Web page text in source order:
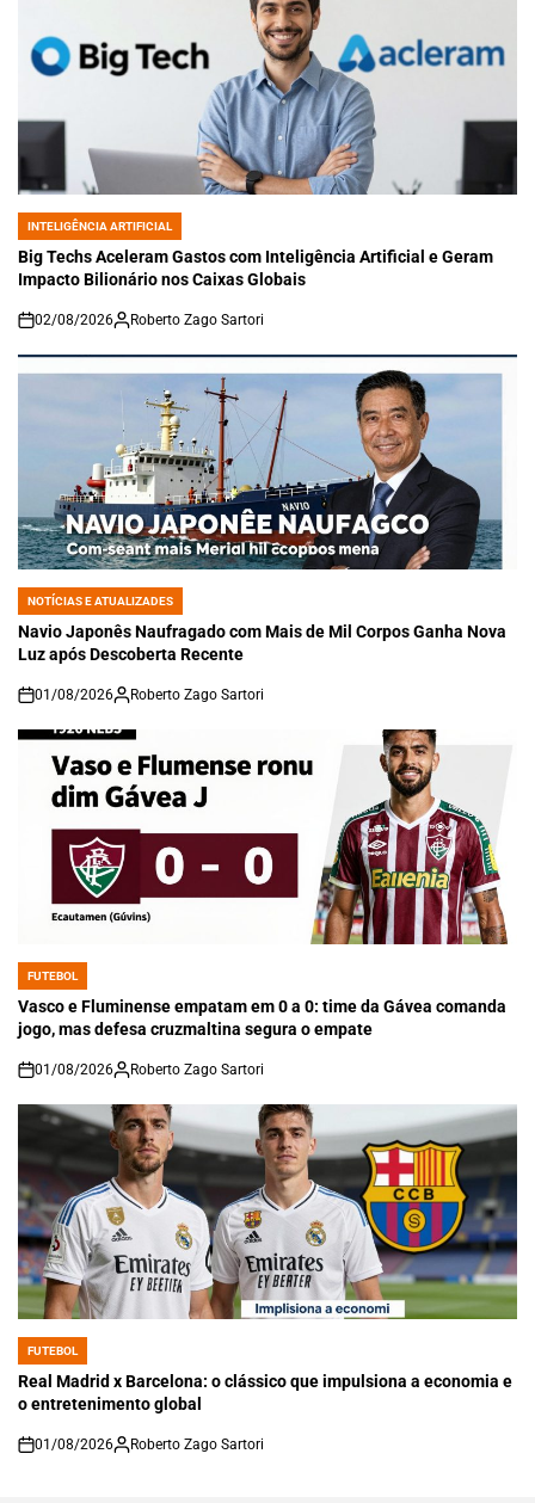
POSTED
IN
INTELIGÊNCIA ARTIFICIAL
Big Techs Aceleram Gastos com Inteligência Artificial e Geram
Impacto Bilionário nos Caixas Globais
on
02/08/2026 Roberto Zago Sartori
POSTED
IN
NOTÍCIAS E ATUALIZADES
Navio Japonês Naufragado com Mais de Mil Corpos Ganha Nova
Luz após Descoberta Recente
on
01/08/2026 Roberto Zago Sartori
POSTED
IN
FUTEBOL
Vasco e Fluminense empatam em 0 a 0: time da Gávea comanda
jogo, mas defesa cruzmaltina segura o empate
on
01/08/2026 Roberto Zago Sartori
POSTED
IN
FUTEBOL
Real Madrid x Barcelona: o clássico que impulsiona a economia e
o entretenimento global
on
01/08/2026 Roberto Zago Sartori